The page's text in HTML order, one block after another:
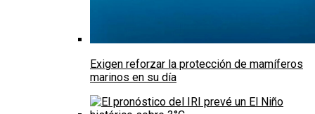
Exigen reforzar la protección de mamíferos
marinos en su día